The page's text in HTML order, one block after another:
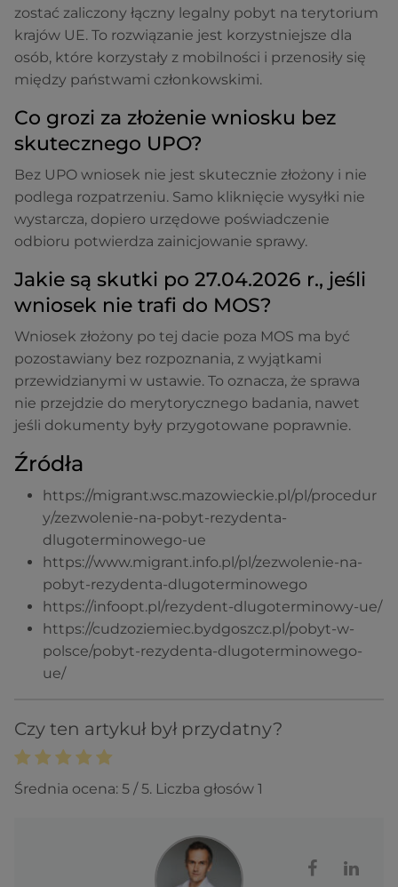
zostać zaliczony łączny legalny pobyt na terytorium
krajów UE. To rozwiązanie jest korzystniejsze dla
osób, które korzystały z mobilności i przenosiły się
między państwami członkowskimi.
Co grozi za złożenie wniosku bez
skutecznego UPO?
Bez UPO wniosek nie jest skutecznie złożony i nie
podlega rozpatrzeniu. Samo kliknięcie wysyłki nie
wystarcza, dopiero urzędowe poświadczenie
odbioru potwierdza zainicjowanie sprawy.
Jakie są skutki po 27.04.2026 r., jeśli
wniosek nie trafi do MOS?
Wniosek złożony po tej dacie poza MOS ma być
pozostawiany bez rozpoznania, z wyjątkami
przewidzianymi w ustawie. To oznacza, że sprawa
nie przejdzie do merytorycznego badania, nawet
jeśli dokumenty były przygotowane poprawnie.
Źródła
https://migrant.wsc.mazowieckie.pl/pl/procedur
y/zezwolenie-na-pobyt-rezydenta-
dlugoterminowego-ue
https://www.migrant.info.pl/pl/zezwolenie-na-
pobyt-rezydenta-dlugoterminowego
https://infoopt.pl/rezydent-dlugoterminowy-ue/
https://cudzoziemiec.bydgoszcz.pl/pobyt-w-
polsce/pobyt-rezydenta-dlugoterminowego-
ue/
Czy ten artykuł był przydatny?
Średnia ocena: 5 / 5. Liczba głosów 1